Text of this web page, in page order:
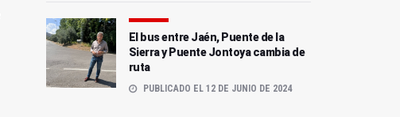
El bus entre Jaén, Puente de la
Sierra y Puente Jontoya cambia de
ruta
PUBLICADO EL 12 DE JUNIO DE 2024